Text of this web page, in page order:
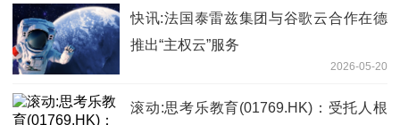
快讯:法国泰雷兹集团与谷歌云合作在德
推出“主权云”服务
2026-05-20
滚动:思考乐教育(01769.HK)：受托人根